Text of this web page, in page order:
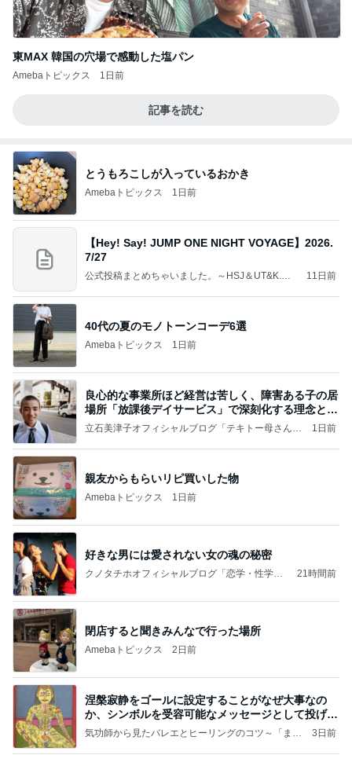
東MAX 韓国の穴場で感動した塩パン
Amebaトピックス 1日前
記事を読む
とうもろこしが入っているおかき
Amebaトピックス 1日前
【Hey! Say! JUMP ONE NIGHT VOYAGE】2026.
7/27
公式投稿まとめちゃいました。～HSJ＆UT&K.O.
11日前
40代の夏のモノトーンコーデ6選
Amebaトピックス 1日前
良心的な事業所ほど経営は苦しく、障害ある子の居
場所「放課後デイサービス」で深刻化する理念と現
実の
立石美津子オフィシャルブログ「テキトー母さんの
1日前
親友からもらいリピ買いした物
Amebaトピックス 1日前
好きな男には愛されない女の魂の秘密
クノタチホオフィシャルブログ「恋学・性学研
21時間前
閉店すると聞きみんなで行った場所
Amebaトピックス 2日前
涅槃寂静をゴールに設定することがなぜ大事なの
か、シンボルを受容可能なメッセージとして投げる
ことが
気功師から見たバレエとヒーリングのコツ～「まと
3日前